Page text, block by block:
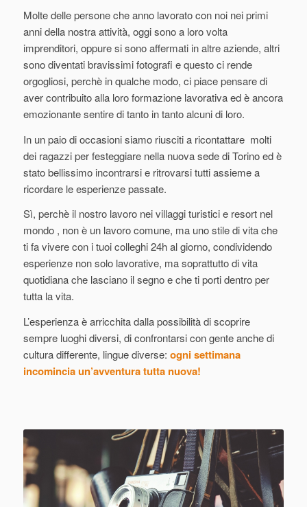
Molte delle persone che anno lavorato con noi nei primi
anni della nostra attività, oggi sono a loro volta
imprenditori, oppure si sono affermati in altre aziende, altri
sono diventati bravissimi fotografi e questo ci rende
orgogliosi, perchè in qualche modo, ci piace pensare di
aver contribuito alla loro formazione lavorativa ed è ancora
emozionante sentire di tanto in tanto alcuni di loro.
In un paio di occasioni siamo riusciti a ricontattare molti
dei ragazzi per festeggiare nella nuova sede di Torino ed è
stato bellissimo incontrarsi e ritrovarsi tutti assieme a
ricordare le esperienze passate.
Sì, perchè il nostro lavoro nei villaggi turistici e resort nel
mondo , non è un lavoro comune, ma uno stile di vita che
ti fa vivere con i tuoi colleghi 24h al giorno, condividendo
esperienze non solo lavorative, ma soprattutto di vita
quotidiana che lasciano il segno e che ti porti dentro per
tutta la vita.
L’esperienza è arricchita dalla possibilità di scoprire
sempre luoghi diversi, di confrontarsi con gente anche di
cultura differente, lingue diverse: ogni settimana
incomincia un’avventura tutta nuova!